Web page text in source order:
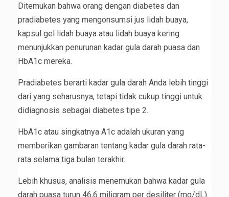
Ditemukan bahwa orang dengan diabetes dan
pradiabetes yang mengonsumsi jus lidah buaya,
kapsul gel lidah buaya atau lidah buaya kering
menunjukkan penurunan kadar gula darah puasa dan
HbA1c mereka.
Pradiabetes berarti kadar gula darah Anda lebih tinggi
dari yang seharusnya, tetapi tidak cukup tinggi untuk
didiagnosis sebagai diabetes tipe 2.
HbA1c atau singkatnya A1c adalah ukuran yang
memberikan gambaran tentang kadar gula darah rata-
rata selama tiga bulan terakhir.
Lebih khusus, analisis menemukan bahwa kadar gula
darah puasa turun 46,6 miligram per desiliter (mg/dL)